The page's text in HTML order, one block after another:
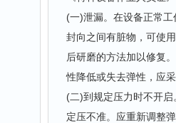
(一)泄漏。在设备正常
封向之间有脏物，可使
后研磨的方法加以修复
性降低或失去弹性，应
(二)到规定压力时不开
定压不准。应重新调整